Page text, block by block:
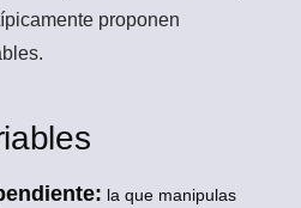
proponen
la que manipulas